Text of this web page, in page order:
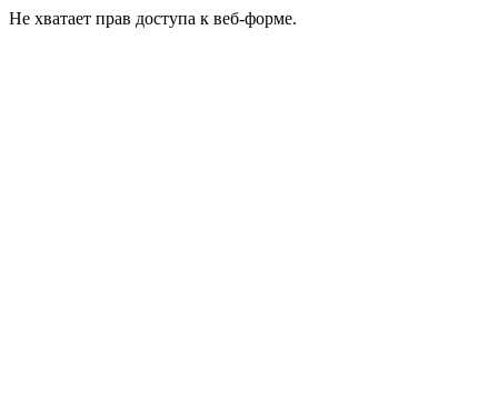
Не хватает прав доступа к веб-форме.